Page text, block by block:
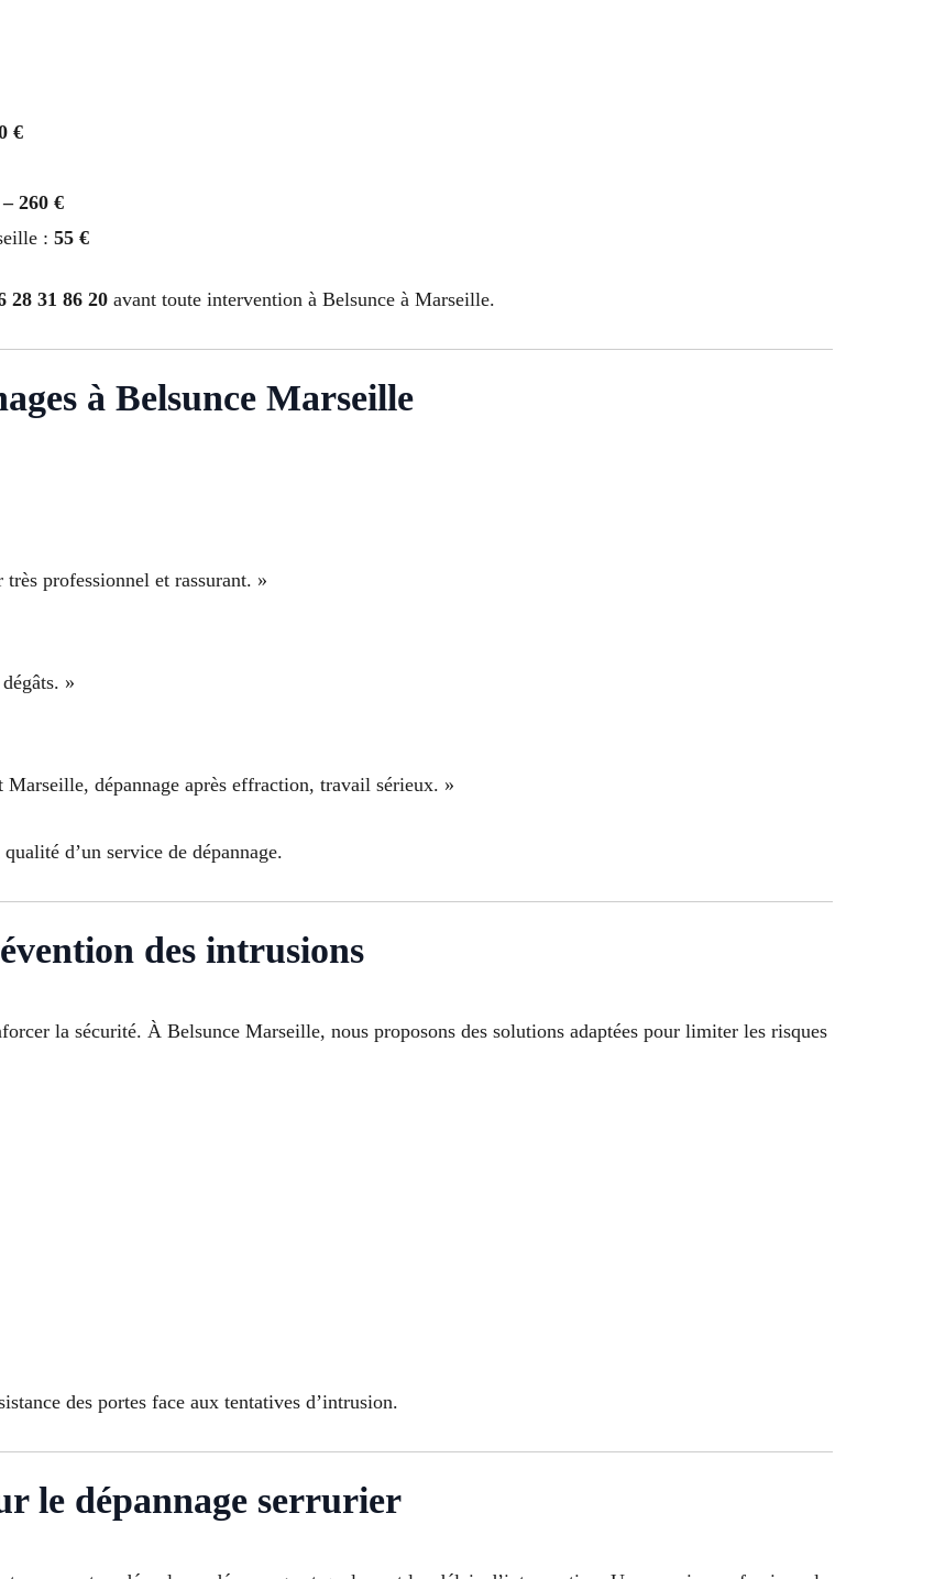
€
260 €
: 55 €
28 31 86 20 avant toute intervention à Belsunce à Marseille.
à Belsunce Marseille
professionnel et rassurant. »
»
dépannage après effraction, travail sérieux. »
d’un service de dépannage.
des intrusions
la sécurité. À Belsunce Marseille, nous proposons des solutions adaptées pour limiter les risques
des portes face aux tentatives d’intrusion.
le dépannage serrurier